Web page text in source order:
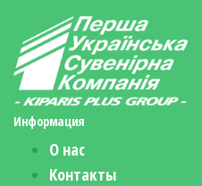
Информация
О нас
Контакты